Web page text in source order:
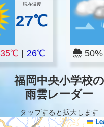
現在温度
27℃
35℃ 26℃
福岡中央小学校の
雨雲レーダー
タップすると拡大します